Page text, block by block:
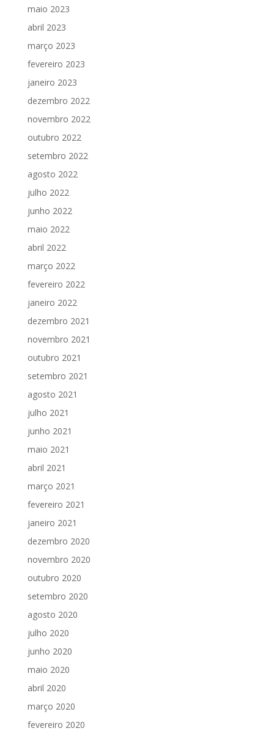
maio 2023
abril 2023
março 2023
fevereiro 2023
janeiro 2023
dezembro 2022
novembro 2022
outubro 2022
setembro 2022
agosto 2022
julho 2022
junho 2022
maio 2022
abril 2022
março 2022
fevereiro 2022
janeiro 2022
dezembro 2021
novembro 2021
outubro 2021
setembro 2021
agosto 2021
julho 2021
junho 2021
maio 2021
abril 2021
março 2021
fevereiro 2021
janeiro 2021
dezembro 2020
novembro 2020
outubro 2020
setembro 2020
agosto 2020
julho 2020
junho 2020
maio 2020
abril 2020
março 2020
fevereiro 2020